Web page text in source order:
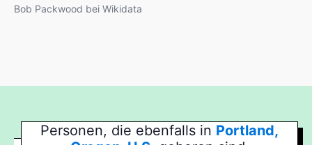
Bob Packwood bei Wikidata
Personen, die ebenfalls in Portland,